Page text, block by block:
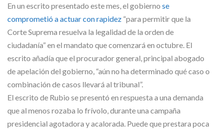
En un escrito presentado este mes, el gobierno se
comprometió a actuar con rapidez “para permitir que la
Corte Suprema resuelva la legalidad de la orden de
ciudadanía” en el mandato que comenzará en octubre. El
escrito añadía que el procurador general, principal abogado
de apelación del gobierno, “aún no ha determinado qué caso o
combinación de casos llevará al tribunal”.
El escrito de Rubio se presentó en respuesta a una demanda
que al menos rozaba lo frívolo, durante una campaña
presidencial agotadora y acalorada. Puede que prestara poca